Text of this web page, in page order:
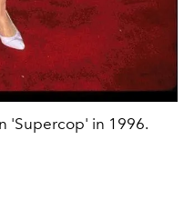
'Supercop' in 1996.